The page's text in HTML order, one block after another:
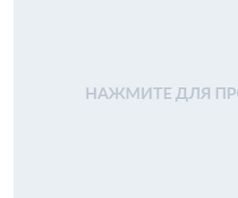
НАЖМИТЕ ДЛЯ